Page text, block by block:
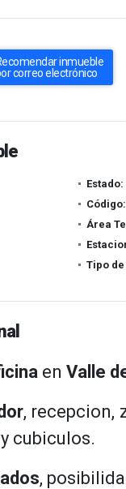
inmueble
correo electrónico
Estado:
Código:
Área
Tipo
en Valle
, recepcion,
cubiculos.
,